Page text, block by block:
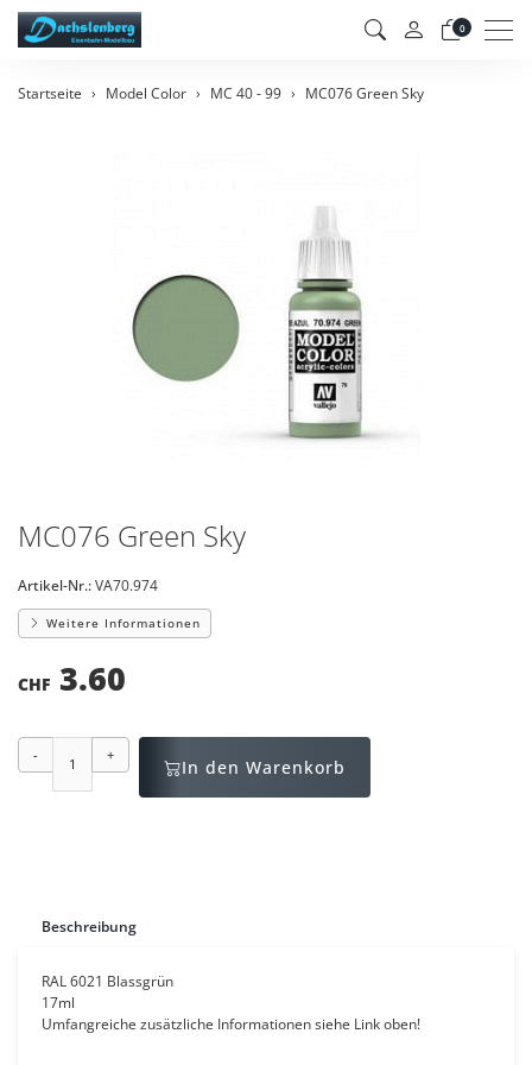
0
Startseite Model Color MC 40 - 99 MC076 Green Sky
MC076 Green Sky
Artikel-Nr.:VA70.974
Weitere Informationen
CHF 3.60
- +
In den Warenkorb
Beschreibung
RAL 6021 Blassgrün
17ml
Umfangreiche zusätzliche Informationen siehe Link oben!